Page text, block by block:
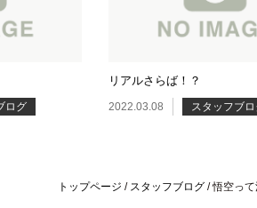
ログ
リアルさらば！？
2022.03.08 スタッフブ
トップページ / スタッフブログ/悟空っ